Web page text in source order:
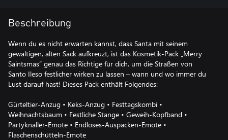
Beschreibung
Wenn du es nicht erwarten kannst, dass Santa mit seinem
gewaltigen, alten Sack aufkreuzt, ist das Kosmetik-Pack „Merry
Saintsmas“ genau das Richtige für dich, um die Straßen von
Santo Ileso festlicher wirken zu lassen – wann und wo immer du
Lust darauf hast! Dieses Pack enthält Folgendes:
Gürteltier-Anzug • Keks-Anzug • Festtagskombi •
Weihnachtsbaum • Festliche Stange • Geweih-Kopfband •
Partyknaller-Emote • Endloses-Auspacken-Emote •
Flaschenschütteln-Emote